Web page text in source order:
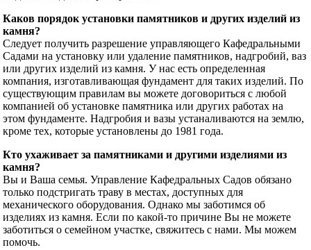
Каков порядок установки памятников и других изделий из
камня?
Следует получить разрешение управляющего Кафедральными
Садами на установку или удаление памятников, надгробий, ваз
или других изделий из камня. У нас есть определенная
компания, изготавливающая фундамент для таких изделий. По
существующим правилам вы можете договориться с любой
компанией об установке памятника или других работах на
этом фундаменте. Надгробия и вазы устаналиваются на землю,
кроме тех, которые установлены до 1981 года.
Кто ухаживает за памятниками и другими изделиями из
камня?
Вы и Ваша семья. Управление Кафедральных Садов обязано
только подстригать траву в местах, доступных для
механического оборудования. Однако мы заботимся об
изделиях из камня. Если по какой-то причине Вы не можете
заботиться о семейном участке, свяжитесь с нами. Мы можем
помочь.